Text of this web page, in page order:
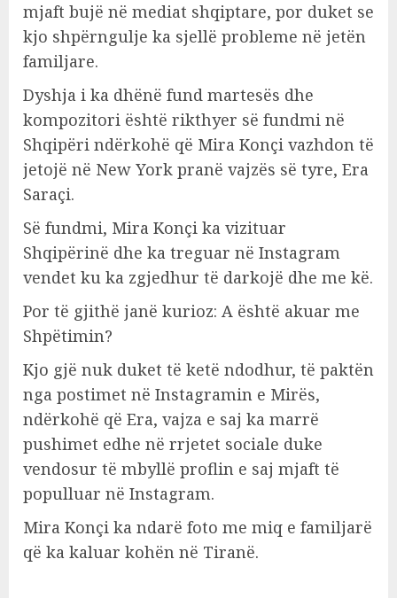
mjaft bujë në mediat shqiptare, por duket se
kjo shpërngulje ka sjellë probleme në jetën
familjare.
Dyshja i ka dhënë fund martesës dhe
kompozitori është rikthyer së fundmi në
Shqipëri ndërkohë që Mira Konçi vazhdon të
jetojë në New York pranë vajzës së tyre, Era
Saraçi.
Së fundmi, Mira Konçi ka vizituar
Shqipërinë dhe ka treguar në Instagram
vendet ku ka zgjedhur të darkojë dhe me kë.
Por të gjithë janë kurioz: A është akuar me
Shpëtimin?
Kjo gjë nuk duket të ketë ndodhur, të paktën
nga postimet në Instagramin e Mirës,
ndërkohë që Era, vajza e saj ka marrë
pushimet edhe në rrjetet sociale duke
vendosur të mbyllë proflin e saj mjaft të
populluar në Instagram.
Mira Konçi ka ndarë foto me miq e familjarë
që ka kaluar kohën në Tiranë.